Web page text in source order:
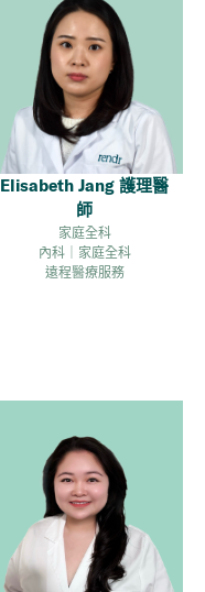
Elisabeth Jang 護理醫
師
家庭全科
內科｜家庭全科
遠程醫療服務